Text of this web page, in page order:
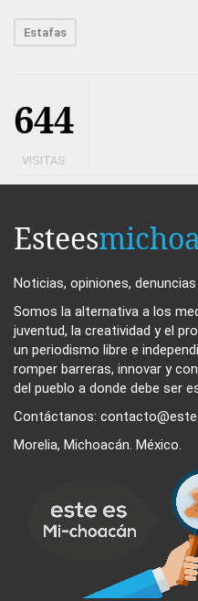
Estafas
644
VISITAS
Estees
Noticias, opiniones,
Somos la alternativa a los
juventud, la creatividad y el
un periodismo libre e
romper barreras, innovar y
del pueblo a donde debe ser
Contáctanos:
Morelia, Michoacán. México.